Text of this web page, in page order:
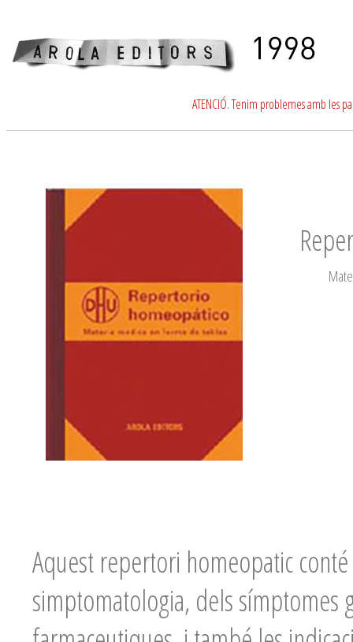
ATENCIÓ. Tenim problemes amb les
Aquest repertori homeopatic
simptomatologia, dels símptomes